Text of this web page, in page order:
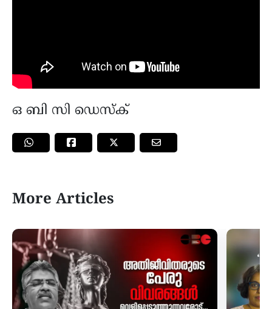
ഒ ബി സി ഡെസ്ക്
More Articles